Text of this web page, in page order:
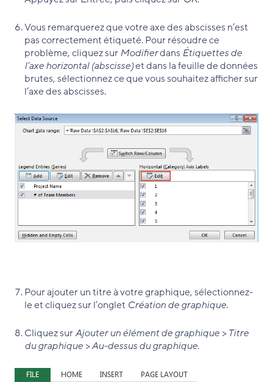
Vous remarquerez que votre axe des abscisses n’est
pas correctement étiqueté. Pour résoudre ce
problème, cliquez surModifierdans Étiquettes de
l’axe horizontal (abscisse)et dans la feuille de données
brutes, sélectionnez ce que vous souhaitez afficher sur
l’axe des abscisses.
Pour ajouter un titre à votre graphique, sélectionnez-
le et cliquez sur l’onglet Création de graphique.
Cliquez surAjouter un élément de graphique > Titre
du graphique > Au-dessus du graphique.